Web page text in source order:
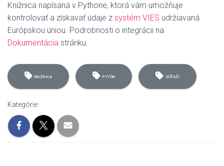
Knižnica napísaná v Pythone, ktorá vám umožňuje
kontrolovať a získavať údaje z systém VIES udržiavaná
Európskou úniou. Podrobnosti o integrácii na
Dokumentácia stránku.
KNIŽNICA PYTÓN SÚŤAŽÍ
Kategórie: